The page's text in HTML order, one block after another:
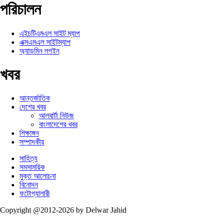
পরিচালন
এইচটিএমএল সাইট ম্যাপ
এক্সএমএল সাইটম্যাপ
অ্যাডমিন লগইন
খবর
আন্তর্জাতিক
দেশের খবর
আলবার্টা নিউজ
বাংলাদেশের খবর
শিক্ষাঙ্গন
সম্পাদকীয়
সাহিত্য
সমসাময়িক
মুক্ত আলোচনা
বিনোদন
ফটোগ্যালারী
Copyright @2012-2026 by Delwar Jahid